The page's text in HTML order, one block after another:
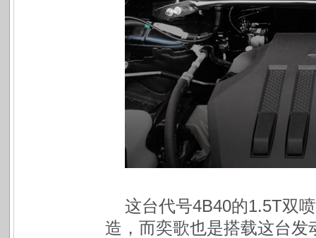
这台代号4B40的1.5T双
造，而奕歌也是搭载这台